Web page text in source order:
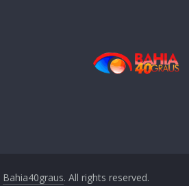
Bahia40graus. All rights reserved.